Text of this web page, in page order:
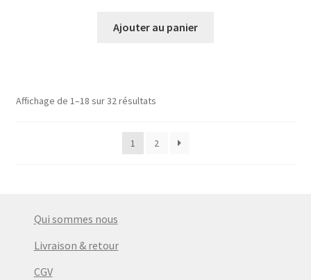
Ajouter au panier
Affichage de 1–18 sur 32 résultats
1 2
Qui sommes nous
Livraison & retour
CGV